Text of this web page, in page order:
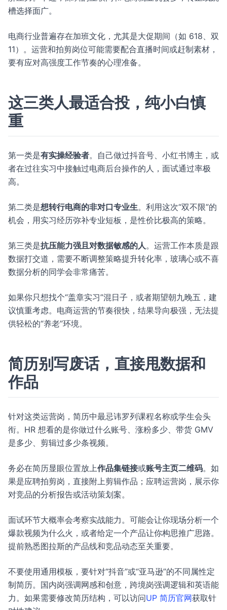
槽选择面广。
电商行业普遍存在加班文化，尤其是大促期间（如 618、双
11）。运营和拍剪岗位可能需要配合直播时间或赶制素材，
要有应对高强度工作节奏的心理准备。
这三类人最适合投，纯小白慎
重
第一类是有实操经验者。自己做过抖音号、小红书博主，或
者在过往实习中接触过电商后台操作的人，面试通过率极
高。
第二类是想转行电商的非对口专业生。利用这次“双不限”的
机会，用实习经历弥补专业短板，是性价比极高的策略。
第三类是抗压能力强且对数据敏感的人。运营工作本质是跟
数据打交道，需要不断调整策略提升转化率，玻璃心或不喜
数据分析的同学会非常痛苦。
如果你只想找个“盖章实习”混日子，或者期望朝九晚五，建
议慎重考虑。电商运营的节奏很快，结果导向极强，无法提
供轻松的“养老”环境。
简历别写废话，直接甩数据和
作品
针对这类运营岗，简历中最忌讳罗列课程名称或学生会头
衔。HR 想看的是你做过什么账号、涨粉多少、带货 GMV
是多少、剪辑过多少条视频。
务必在简历显眼位置放上作品集链接或账号主页二维码。如
果是应聘拍剪岗，直接附上剪辑作品；应聘运营岗，展示你
对竞品的分析报告或活动策划案。
面试环节大概率会考察实战能力。可能会让你现场分析一个
爆款视频为什么火，或者给定一个产品让你构思推广思路。
提前熟悉图拉斯的产品线和竞品动态至关重要。
不要使用通用模板，要针对“抖音”或“亚马逊”的不同属性定
制简历。国内岗强调网感和创意，跨境岗强调逻辑和英语能
力。如果需要修改简历结构，可以访问UP 简历官网获取针